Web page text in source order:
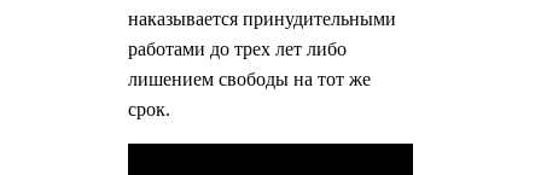
наказывается принудительными
работами до трех лет либо
лишением свободы на тот же
срок.